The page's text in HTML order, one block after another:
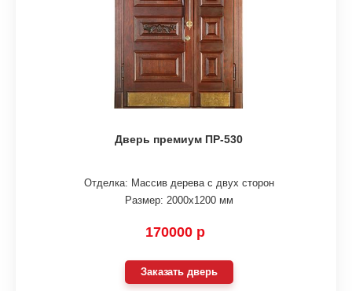
Дверь премиум ПР-530
Отделка: Массив дерева с двух сторон
Размер: 2000х1200 мм
170000 р
Заказать дверь